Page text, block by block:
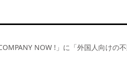
NOW !」に「外国人向けの